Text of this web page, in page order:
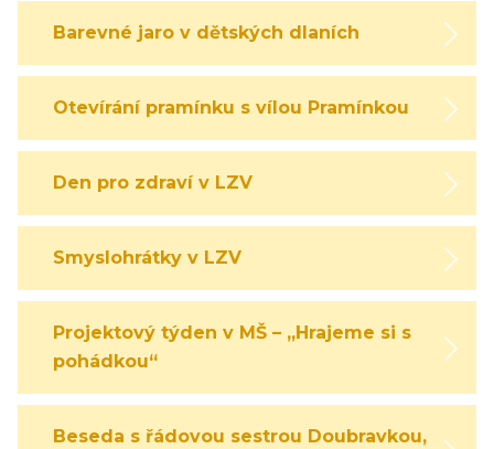
Barevné jaro v dětských dlaních
Otevírání pramínku s vílou Pramínkou
Den pro zdraví v LZV
Smyslohrátky v LZV
Projektový týden v MŠ – „Hrajeme si s
pohádkou“
Beseda s řádovou sestrou Doubravkou,